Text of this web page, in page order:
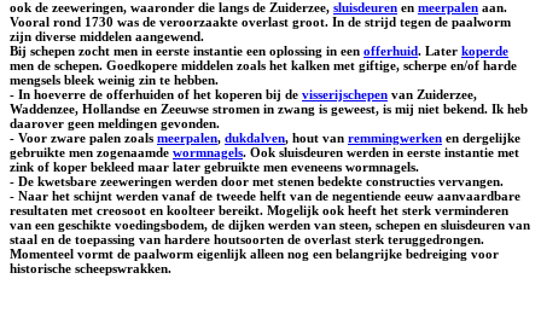
ook de zeeweringen, waaronder die langs de Zuiderzee, sluisdeuren en meerpalen aan.
Vooral rond 1730 was de veroorzaakte overlast groot. In de strijd tegen de paalworm
zijn diverse middelen aangewend.
Bij schepen zocht men in eerste instantie een oplossing in een offerhuid. Later koperde
men de schepen. Goedkopere middelen zoals het kalken met giftige, scherpe en/of harde
mengsels bleek weinig zin te hebben.
- In hoeverre de offerhuiden of het koperen bij de visserijschepen van Zuiderzee,
Waddenzee, Hollandse en Zeeuwse stromen in zwang is geweest, is mij niet bekend. Ik heb
daarover geen meldingen gevonden.
- Voor zware palen zoals meerpalen, dukdalven, hout van remmingwerken en dergelijke
gebruikte men zogenaamde wormnagels. Ook sluisdeuren werden in eerste instantie met
zink of koper bekleed maar later gebruikte men eveneens wormnagels.
- De kwetsbare zeeweringen werden door met stenen bedekte constructies vervangen.
- Naar het schijnt werden vanaf de tweede helft van de negentiende eeuw aanvaardbare
resultaten met creosoot en koolteer bereikt. Mogelijk ook heeft het sterk verminderen
van een geschikte voedingsbodem, de dijken werden van steen, schepen en sluisdeuren van
staal en de toepassing van hardere houtsoorten de overlast sterk teruggedrongen.
Momenteel vormt de paalworm eigenlijk alleen nog een belangrijke bedreiging voor
historische scheepswrakken.